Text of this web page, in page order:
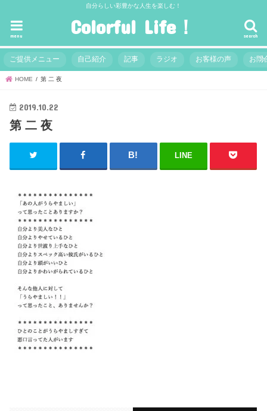
自分らしい彩豊かな人生を楽しむ！
Colorful Life！ search
menu
ご提供メニュー 自己紹介 記事 ラジオ お客様の声 お問
HOME 第 二 夜
2019.10.22
第 二 夜
LINE